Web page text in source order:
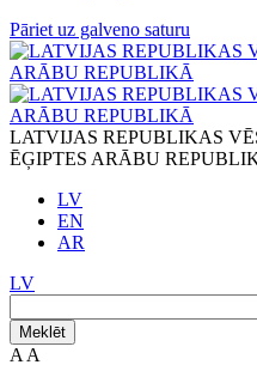
Pāriet uz galveno saturu
LATVIJAS REPUBLIKAS
ĒĢIPTES ARĀBU
LV
EN
AR
LV
Meklēt
A A